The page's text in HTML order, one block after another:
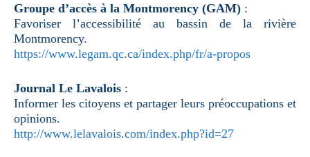
Groupe d’accès à la Montmorency (GAM) :
Favoriser l’accessibilité au bassin de la rivière
Montmorency.
https://www.legam.qc.ca/index.php/fr/a-propos
Journal Le Lavalois :
Informer les citoyens et partager leurs préoccupations et
opinions.
http://www.lelavalois.com/index.php?id=27